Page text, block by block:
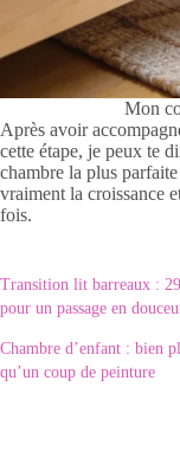
Mon
Après avoir
cette étape, je peux te
chambre la plus
vraiment la croissance
fois.
Transition lit barreaux :
pour un passage en
Chambre d’enfant : bien
qu’un coup de peinture